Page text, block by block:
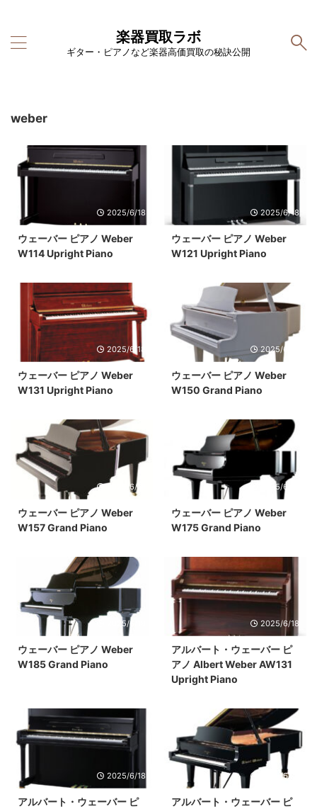
楽器買取ラボ
ギター・ピアノなど楽器高価買取の秘訣公開
weber
2025/6/18
ウェーバー ピアノ Weber
W114 Upright Piano
2025/6/18
ウェーバー ピアノ Weber
W121 Upright Piano
2025/6/18
ウェーバー ピアノ Weber
W131 Upright Piano
2025/6/18
ウェーバー ピアノ Weber
W150 Grand Piano
2025/6/18
ウェーバー ピアノ Weber
W157 Grand Piano
2025/6/18
ウェーバー ピアノ Weber
W175 Grand Piano
2025/6/18
ウェーバー ピアノ Weber
W185 Grand Piano
2025/6/18
アルバート・ウェーバー ピ
アノ Albert Weber AW131
Upright Piano
2025/6/18
アルバート・ウェーバー ピ
2025/6/18
アルバート・ウェーバー ピ